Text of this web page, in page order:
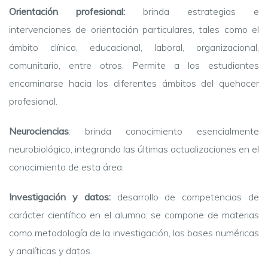
Orientación profesional: brinda estrategias e
intervenciones de orientación particulares, tales como el
ámbito clínico, educacional, laboral, organizacional,
comunitario, entre otros. Permite a los estudiantes
encaminarse hacia los diferentes ámbitos del quehacer
profesional.
Neurociencias: brinda conocimiento esencialmente
neurobiológico, integrando las últimas actualizaciones en el
conocimiento de esta área.
Investigación y datos:desarrollo de competencias de
carácter científico en el alumno; se compone de materias
como metodología de la investigación, las bases numéricas
y analíticas y datos.